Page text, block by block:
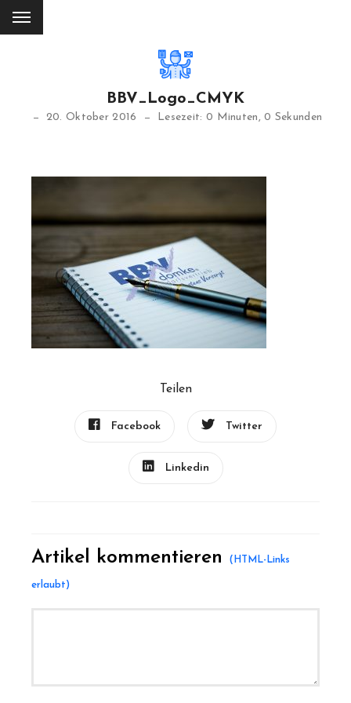
BBV_Logo_CMYK
20. Oktober 2016 Lesezeit: 0 Minuten, 0 Sekunden
Teilen
Facebook Twitter
Linkedin
Artikel kommentieren